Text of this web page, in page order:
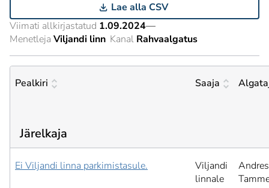
Lae alla CSV
Viimati allkirjastatud 1.09.2024—
Menetleja Viljandi linn Kanal Rahvaalgatus
Pealkiri Saaja
Järelkaja
Ei Viljandi linna parkimistasule.
Viljandi
linnale
Andres